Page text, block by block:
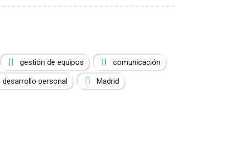
gestión de equipos comunicación
desarrollo personal Madrid